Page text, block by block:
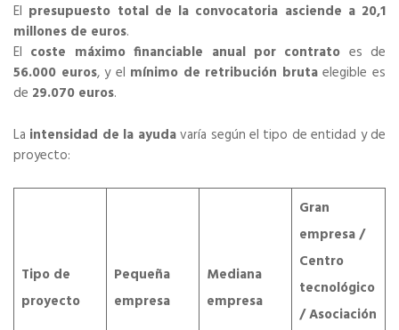
El presupuesto total de la convocatoria asciende a 20,1
millones de euros.
El coste máximo financiable anual por contrato es de
56.000 euros, y el mínimo de retribución brutaelegible es
de 29.070 euros.
La intensidad de la ayudavaría según el tipo de entidad y de
proyecto:
Tipo de
proyecto
Pequeña
empresa
Mediana
empresa
Gran
empresa /
Centro
tecnológico
/ Asociación